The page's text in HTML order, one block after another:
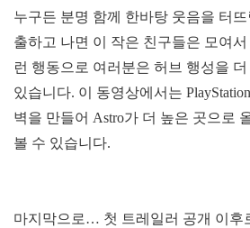
누구든 분명 함께 한바탕 웃음을 터
출하고 나면 이 작은 친구들은 모여서
런 행동으로 여러분은 허브 행성을
있습니다. 이 동영상에서는
벽을 만들어 Astro가 더 높은 곳으로
볼 수 있습니다.
마지막으로… 첫 트레일러 공개 이후